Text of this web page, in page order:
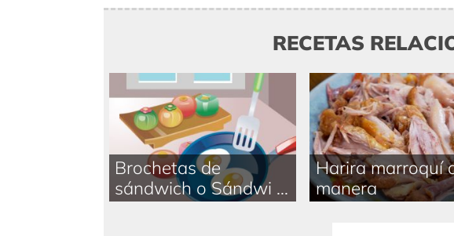
RECETAS
Brochetas de
sándwich o Sándwi ...
Harira marroquí
manera